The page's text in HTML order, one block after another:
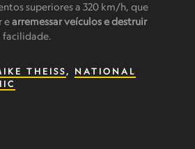
superiores a 320 km/h, que
earremessar veículos e destruir
facilidade.
THEISS, NATIONAL